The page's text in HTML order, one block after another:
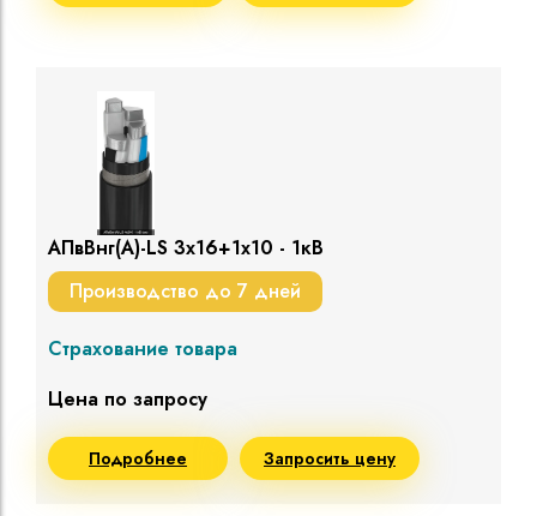
АПвВнг(A)-LS 3х16+1х10 - 1кВ
Производство до 7 дней
Страхование товара
Цена по запросу
Подробнее Запросить цену